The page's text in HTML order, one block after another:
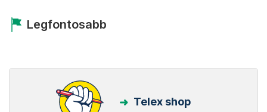
Legfontosabb
Telex shop